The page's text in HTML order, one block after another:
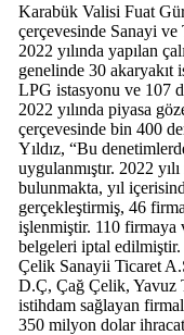
Karabük Valisi Fuat
çerçevesinde Sanayi
2022 yılında yapılan
genelinde 30 akaryakıt
LPG istasyonu ve 107
2022 yılında piyasa
çerçevesinde bin 400
Yıldız, “Bu
uygulanmıştır. 2022
bulunmakta, yıl
gerçekleştirmiş, 46
işlenmiştir. 110 firmaya
belgeleri iptal
Çelik Sanayii Ticaret
D.Ç, Çağ Çelik, Yavuz
istihdam sağlayan
350 milyon dolar